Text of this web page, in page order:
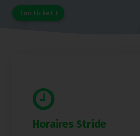
Ton tic ke t !
Horaires Stride